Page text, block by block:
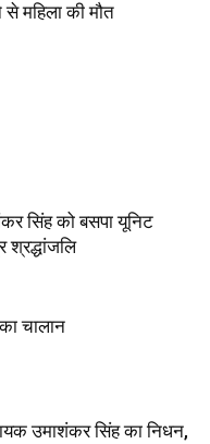
महिला की मौत
सिंह को बसपा यूनिट
श्रद्धांजलि
चालान
उमाशंकर सिंह का निधन,